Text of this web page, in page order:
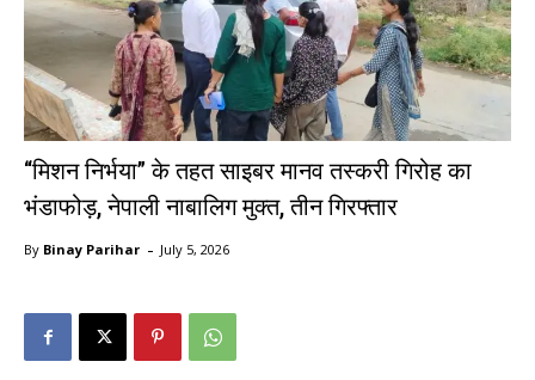
“मिशन निर्भया” के तहत साइबर मानव तस्करी गिरोह का
भंडाफोड़, नेपाली नाबालिग मुक्त, तीन गिरफ्तार
By Binay Parihar - July 5, 2026